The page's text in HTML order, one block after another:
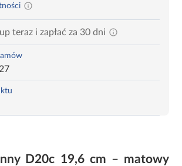
teraz i zapłać za 30 dni
D20c 19,6 cm – matowy